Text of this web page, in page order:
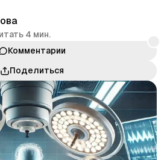
4 мин.
Комментарии
Поделиться